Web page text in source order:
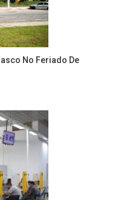
No Feriado De